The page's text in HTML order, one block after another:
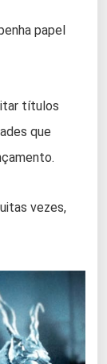
papel
títulos
que
vezes,